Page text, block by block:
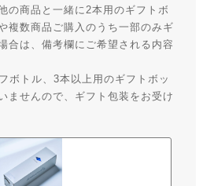
の商品と一緒に2本用のギフトボ
複数商品ご購入のうち一部のみギ
合は、備考欄にご希望される内容
ボトル、3本以上用のギフトボッ
ませんので、ギフト包装をお受け